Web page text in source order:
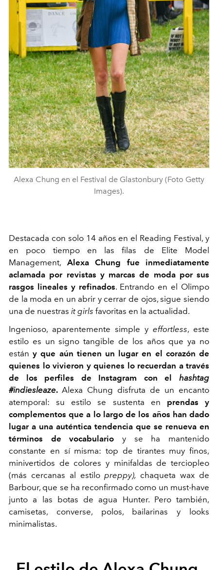
Alexa Chung en el Festival de Glastonbury (Foto Getty
Images).
Destacada con solo 14 años en el Reading Festival, y
en poco tiempo en las filas de Elite Model
Management, Alexa Chung fue inmediatamente
aclamada por revistas y marcas de moda por sus
rasgos lineales y refinados. Entrando en el Olimpo
de la moda en un abrir y cerrar de ojos, sigue siendo
una de nuestras it girls favoritas en la actualidad.
Ingenioso, aparentemente simple y effortless, este
estilo es un signo tangible de los años que ya no
estány que aún tienen un lugar en el corazón de
quienes lo vivieron y quienes lo recuerdan a través
de los perfiles de Instagram con el hashtag
#indiesleaze. Alexa Chung disfruta de un encanto
atemporal: su estilo se sustenta en prendas y
complementos que a lo largo de los años han dado
lugar a una auténtica tendencia que se renueva en
términos de vocabulario y se ha mantenido
constante en sí misma: top de tirantes muy finos,
minivertidos de colores y minifaldas de terciopleo
(más cercanas al estilopreppy), chaqueta wax de
Barbour, que se ha reconfirmado como un must-have
junto a las botas de agua Hunter. Pero también,
camisetas, converse, polos, bailarinas y looks
minimalistas.